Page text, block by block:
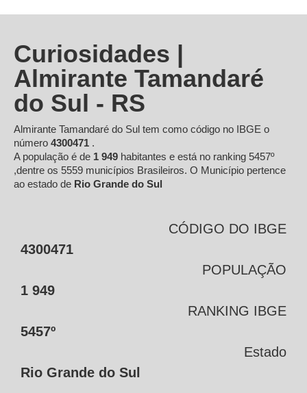
Curiosidades |
Almirante Tamandaré
do Sul - RS
Almirante Tamandaré do Sul tem como código no IBGE o
número 4300471 .
A população é de 1 949 habitantes e está no ranking 5457º
,dentre os 5559 municípios Brasileiros. O Município pertence
ao estado de Rio Grande do Sul
CÓDIGO DO IBGE
4300471
POPULAÇÃO
1 949
RANKING IBGE
5457º
Estado
Rio Grande do Sul